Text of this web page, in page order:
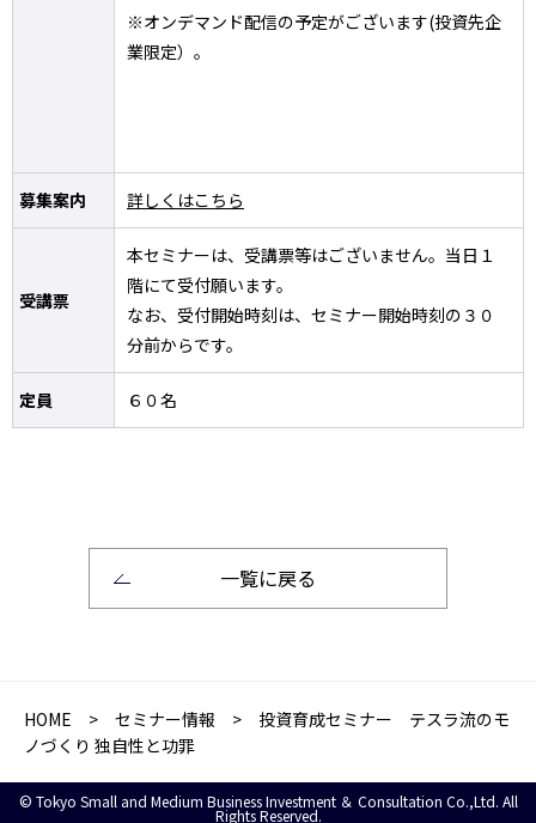
※オンデマンド配信の予定がございます(投資先企
業限定）。
募集案内 詳しくはこちら
受講票
本セミナーは、受講票等はございません。当日１
階にて受付願います。
なお、受付開始時刻は、セミナー開始時刻の３０
分前からです。
定員 ６０名
一覧に戻る
HOME > セミナー情報 > 投資育成セミナー テスラ流のモ
ノづくり 独自性と功罪
© Tokyo Small and Medium Business Investment ＆ Consultation Co.,Ltd. All
Rights Reserved.